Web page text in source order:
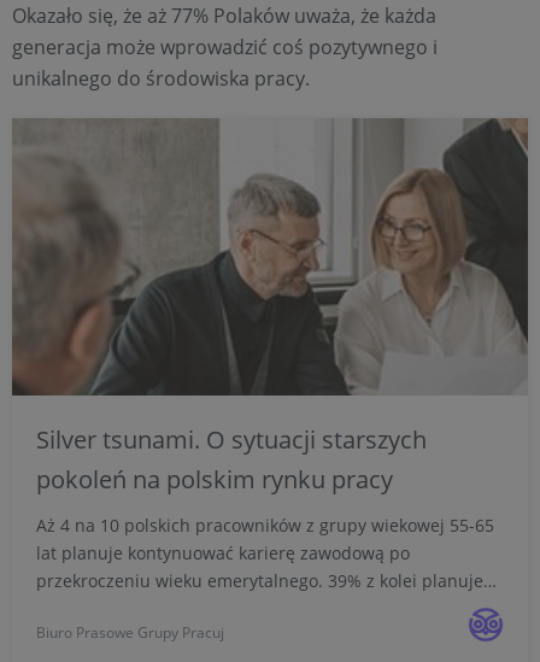
Okazało się, że aż 77% Polaków uważa, że każda
generacja może wprowadzić coś pozytywnego i
unikalnego do środowiska pracy.
Silver tsunami. O sytuacji starszych
pokoleń na polskim rynku pracy
Aż 4 na 10 polskich pracowników z grupy wiekowej 55-65
lat planuje kontynuować karierę zawodową po
przekroczeniu wieku emerytalnego. 39% z kolei planuje
wówczas pracować zarobkowo, ale nie na pełny etat. Jak
wynika z badania Pracuj.pl, 22% przedstawicieli pokolenia
Biuro Prasowe Grupy Pracuj